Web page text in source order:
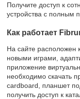
Получите доступ к
устройства с полным
Как работает
На сайте расположен
новыми играми,
приложение
необходимо скачать
cardboard, планшет
получить доступ к